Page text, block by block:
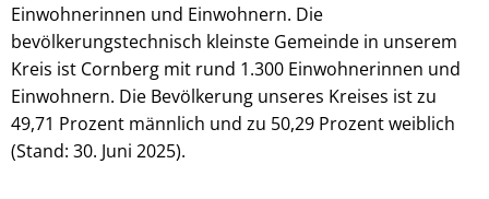
Einwohnerinnen und Einwohnern. Die
bevölkerungstechnisch kleinste Gemeinde in unserem
Kreis ist Cornberg mit rund 1.300 Einwohnerinnen und
Einwohnern. Die Bevölkerung unseres Kreises ist zu
49,71 Prozent männlich und zu 50,29 Prozent weiblich
(Stand: 30. Juni 2025).